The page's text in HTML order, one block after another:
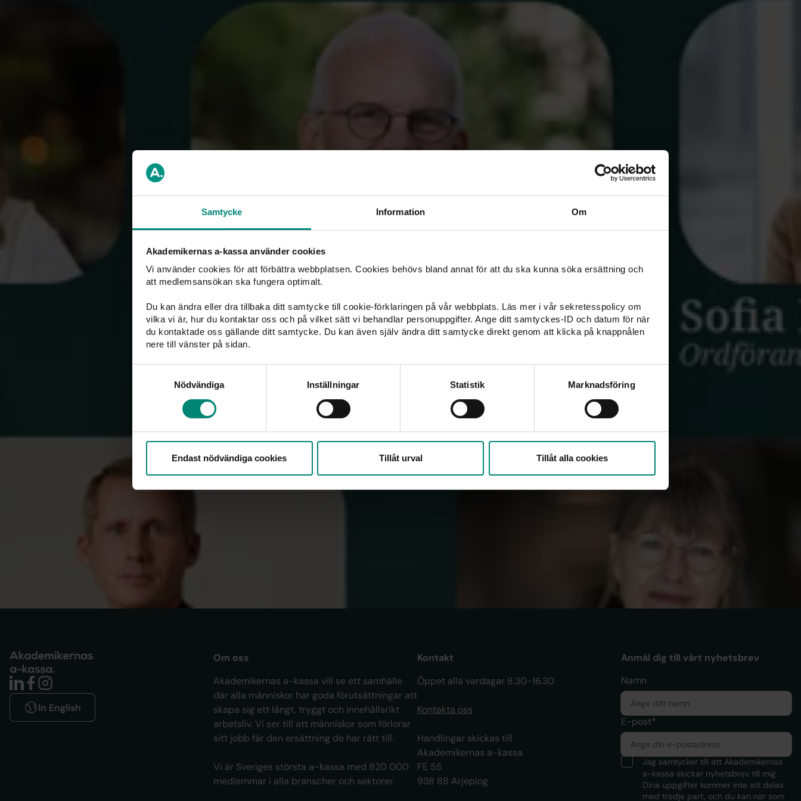
Samtycke Information Om
Akademikernas a-kassa använder cookies
Vi använder cookies för att förbättra webbplatsen. Cookies behövs bland annat för att du ska kunna söka ersättning och
att medlemsansökan ska fungera optimalt.
Du kan ändra eller dra tillbaka ditt samtycke till cookie-förklaringen på vår webbplats. Läs mer i vår sekretesspolicy om
vilka vi är, hur du kontaktar oss och på vilket sätt vi behandlar personuppgifter. Ange ditt samtyckes-ID och datum för när
du kontaktade oss gällande ditt samtycke. Du kan även själv ändra ditt samtycke direkt genom att klicka på knappnålen
nere till vänster på sidan.
Nödvändiga
Inställningar Statistik Marknadsföring
Endast nödvändiga cookies Tillåt urval Tillåt alla cookies
Vi har tillsammans med Emma Frans och Clara Wallin tagit fram ett
helt avsnitt om a-kassa i podden A-kursen.
Lyssna här
Du kan lyssna på Överkursen här
Publicerad: 24 okt. 2024
Du kanske också är intresserad av
Arbetsmarknaden rör sig, men inte
Är man värdelös när man är
In English
Om oss
Akademikernas a-kassa vill se ett samhälle
där alla människor har goda förutsättningar att
skapa sig ett långt, tryggt och innehållsrikt
arbetsliv. Vi ser till att människor som förlorar
sitt jobb får den ersättning de har rätt till.
Vi är Sveriges största a-kassa med 820 000
medlemmar i alla branscher och sektorer.
Kontakt
Öppet alla vardagar 8.30-16.30
Kontakta oss
Handlingar skickas till
Akademikernas a-kassa
FE 55
938 88 Arjeplog
Anmäl dig till vårt nyhetsbrev
Namn
E-post*
Jag samtycker till att Akademikernas
a-kassa skickar nyhetsbrev till mig.
Dina uppgifter kommer inte att delas
med tredje part, och du kan när som